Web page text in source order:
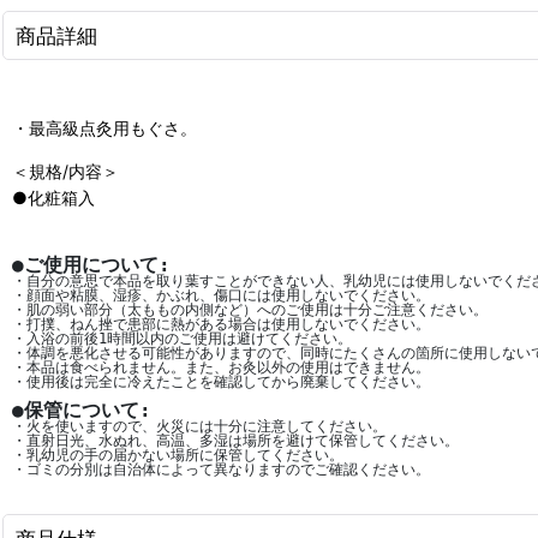
商品詳細
・最高級点灸用もぐさ。
＜規格/内容＞
●化粧箱入
●ご使用について:
・自分の意思で本品を取り葉すことができない人、乳幼児には使用しないでくだ
・顔面や粘膜、湿疹、かぶれ、傷口には使用しないでください。
・ 肌の弱い部分（太ももの内側など）へのご使用は十分ご注意ください。
・打撲、ねん挫で患部に熱がある場合は使用しないでください。
・ 入浴の前後1時間以内のご使用は避けてください。
・ 体調を悪化させる可能性がありますので、同時にたくさんの箇所に使用しない
・本品は食べられません。また、お灸以外の使用はできません。
・使用後は完全に冷えたことを確認してから廃棄してください。
●保管について:
・火を使いますので、火災には十分に注意してください。
・ 直射日光、水ぬれ、高温、多湿は場所を避けて保管してください。
・乳幼児の手の届かない場所に保管してください。
・ ゴミの分別は自治体によって異なりますのでご確認ください。